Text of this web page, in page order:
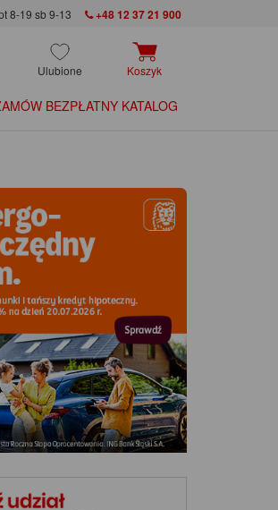
8-19 sb 9-13 +48 12 37 21 900
Ulubione Koszyk
BEZPŁATNY KATALOG